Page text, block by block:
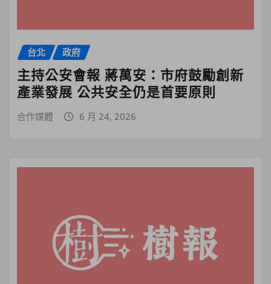
台北 政府
主持公安會報 蔣萬安：市府鼓勵創新
產業發展 公共安全仍是首要原則
合作媒體 6 月 24, 2026